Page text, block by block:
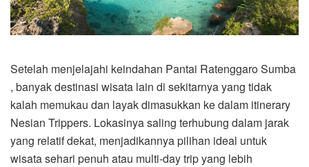
Setelah menjelajahi keindahan Pantai Ratenggaro Sumba
, banyak destinasi wisata lain di sekitarnya yang tidak
kalah memukau dan layak dimasukkan ke dalam itinerary
Nesian Trippers. Lokasinya saling terhubung dalam jarak
yang relatif dekat, menjadikannya pilihan ideal untuk
wisata sehari penuh atau multi-day trip yang lebih